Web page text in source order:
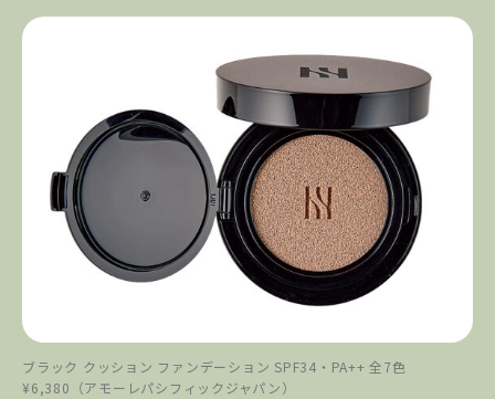
ブラック クッション ファンデーション SPF34・PA++ 全7色
¥6,380（アモーレパシフィックジャパン）